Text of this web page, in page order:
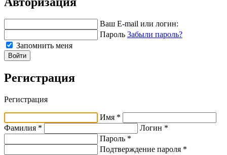
Ваш E-mail или логин:
Пароль Забыли пароль?
Запомнить меня
Войти
Регистрация
Регистрация
Имя *
Фамилия *
Логин *
Пароль *
Подтверждение пароля *